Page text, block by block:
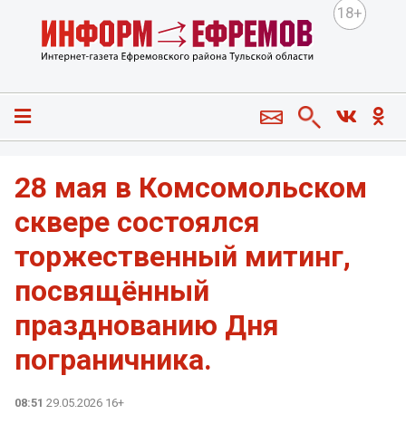
18+
28 мая в Комсомольском
сквере состоялся
торжественный митинг,
посвящённый
празднованию Дня
пограничника.
08:51 29.05.2026 16+